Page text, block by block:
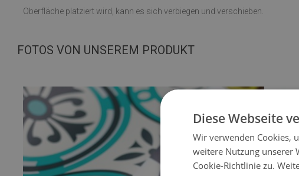
Oberfläche platziert wird, kann es sich verbiegen und verschieben.
FOTOS VON UNSEREM PRODUKT
Diese Webseite
Wir verwenden Cookies,
weitere Nutzung unserer
Cookie-Richtlinie zu.